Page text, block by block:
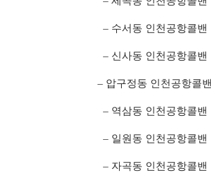
– 수서동 인천공항콜밴
– 신사동 인천공항콜밴
– 압구정동 인천공항콜밴
– 역삼동 인천공항콜밴
– 일원동 인천공항콜밴
– 자곡동 인천공항콜밴